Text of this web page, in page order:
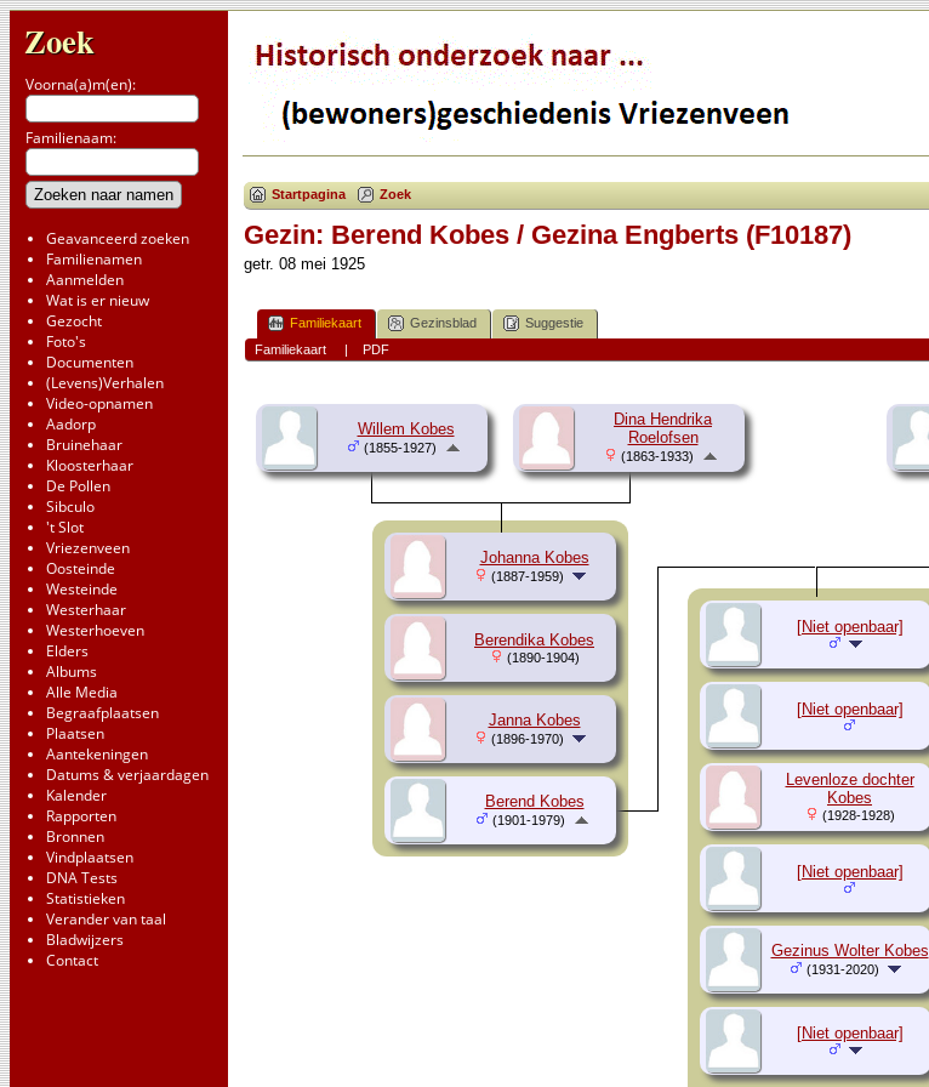
Zoek
Voorna(a)m(en):
Familienaam:
Geavanceerd zoeken
Familienamen
Aanmelden
Wat is er nieuw
Gezocht
Foto's
Documenten
(Levens)Verhalen
Video-opnamen
Aadorp
Bruinehaar
Kloosterhaar
De Pollen
Sibculo
't Slot
Vriezenveen
Oosteinde
Westeinde
Westerhaar
Westerhoeven
Elders
Albums
Alle Media
Begraafplaatsen
Plaatsen
Aantekeningen
Datums & verjaardagen
Kalender
Rapporten
Bronnen
Vindplaatsen
DNA Tests
Statistieken
Verander van taal
Bladwijzers
Contact
Startpagina Zoek
Gezin: Berend Kobes / Gezina Engberts (F10187)
getr. 08 mei 1925
Familiekaart Gezinsblad
Suggestie
Familiekaart
| PDF
Willem Kobes
(1855-1927)
Dina Hendrika
Roelofsen
(1863-1933)
Johanna Kobes
(1887-1959)
Berendika Kobes
(1890-1904)
Janna Kobes
(1896-1970)
Berend Kobes
(1901-1979)
[Niet openbaar]
[Niet openbaar]
Levenloze dochter
Kobes
(1928-1928)
[Niet openbaar]
Gezinus Wolter Kobes
(1931-2020)
[Niet openbaar]